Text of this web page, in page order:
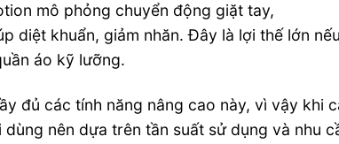
mô phỏng chuyển động giặt tay,
diệt khuẩn, giảm nhăn. Đây là lợi thế lớn
áo kỹ lưỡng.
đủ các tính năng nâng cao này, vì vậy khi
dùng nên dựa trên tần suất sử dụng và nhu